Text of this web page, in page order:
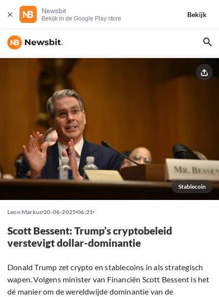
Newsbit
Bekijk in de Google Play store
Bekijk
Stablecoin
Leon Markus 20-06-2025 06:21
Scott Bessent: Trump’s cryptobeleid
verstevigt dollar-dominantie
Donald Trump zet crypto en stablecoins in als strategisch
wapen. Volgens minister van Financiën Scott Bessent is het
dé manier om de wereldwijde dominantie van de